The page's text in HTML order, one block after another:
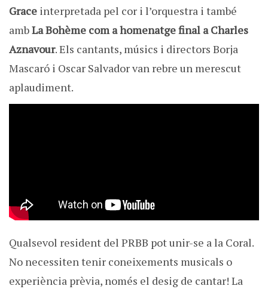
Grace interpretada pel cor i l’orquestra i també
ambLa Bohème com a homenatge final a Charles
Aznavour. Els cantants, músics i directors Borja
Mascaró i Oscar Salvador van rebre un merescut
aplaudiment.
Qualsevol resident del PRBB pot unir-se a la Coral.
No necessiten tenir coneixements musicals o
experiència prèvia, només el desig de cantar! La